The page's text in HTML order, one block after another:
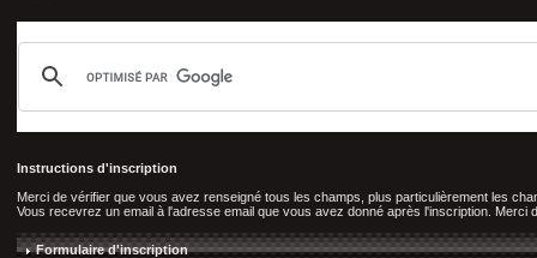
Instructions d'inscription
Merci de vérifier que vous avez renseigné tous les champs, plus particulièrement les
Vous recevrez un email à l'adresse email que vous avez donné après l'inscription.
Formulaire d'inscription